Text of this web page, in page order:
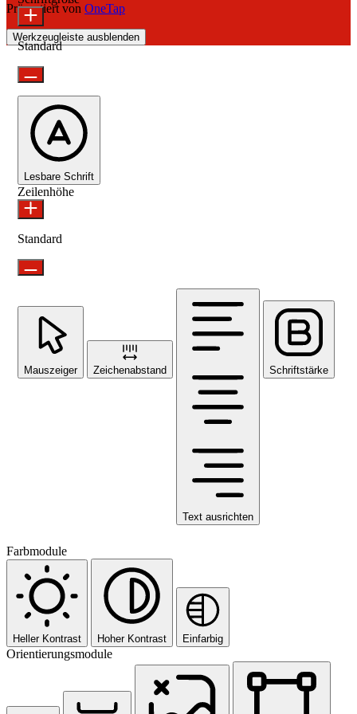
Präsentiert von OneTap
Werkzeugleiste ausblenden
Standard
Lesbare Schrift
Zeilenhöhe
Standard
Mauszeiger Zeichenabstand
Text ausrichten
Schriftstärke
Farbmodule
Heller Kontrast Hoher Kontrast Einfarbig
Orientierungsmodule